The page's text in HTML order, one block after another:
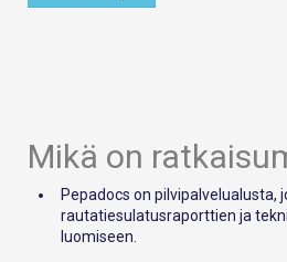
Mikä on
Pepadocs on pilvipalvelualusta,
rautatiesulatusraporttien ja
luomiseen.